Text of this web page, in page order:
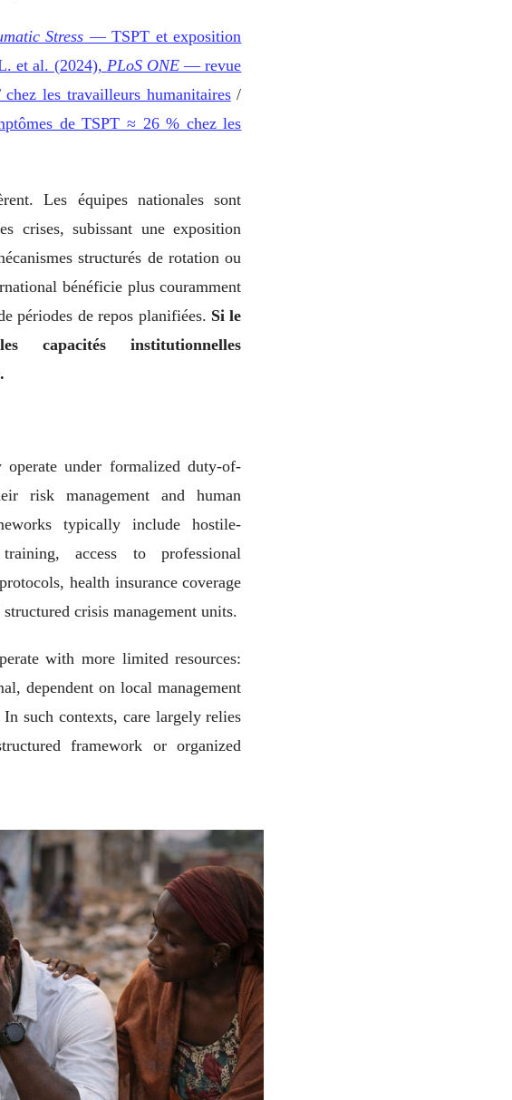
Stress — TSPT et exposition
et al. (2024), PLoS ONE — revue
les travailleurs humanitaires /
de TSPT ≈ 26 % chez les
Les équipes nationales sont
crises, subissant une exposition
structurés de rotation ou
bénéficie plus couramment
périodes de repos planifiées. Si le
capacités institutionnelles
operate under formalized duty-of-
risk management and human
typically include hostile-
access to professional
health insurance coverage
crisis management units.
with more limited resources:
dependent on local management
such contexts, care largely relies
framework or organized